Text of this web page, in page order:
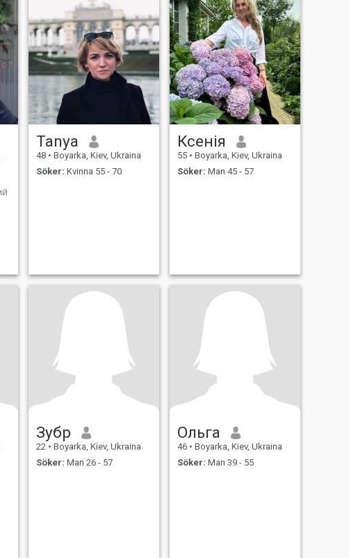
Tanya
48 • Boyarka, Kiev, Ukraina
Söker: Kvinna 55 - 70
Ксенія
55 • Boyarka, Kiev, Ukraina
Söker: Man 45 - 57
Зубр
22 • Boyarka, Kiev, Ukraina
Söker: Man 26 - 57
Ольга
46 • Boyarka, Kiev, Ukraina
Söker: Man 39 - 55